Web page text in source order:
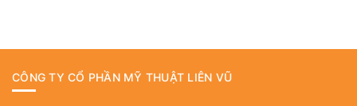
CÔNG TY CỔ PHẦN MỸ THUẬT LIÊN VŨ